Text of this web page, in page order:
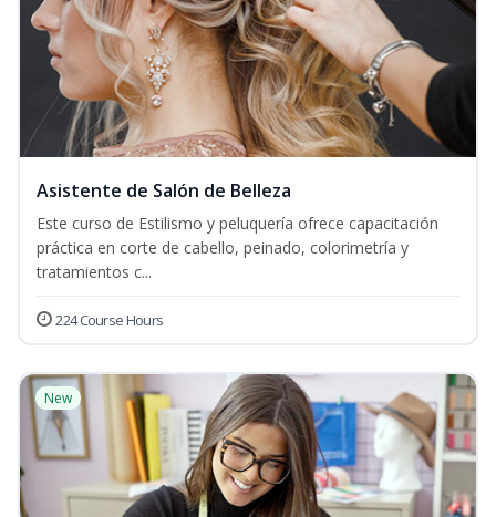
Asistente de Salón de Belleza
Este curso de Estilismo y peluquería ofrece capacitación
práctica en corte de cabello, peinado, colorimetría y
tratamientos c...
224 Course Hours
New